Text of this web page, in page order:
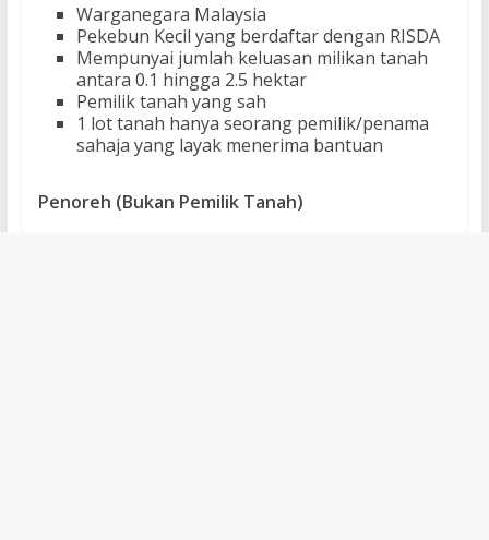
Warganegara Malaysia
Pekebun Kecil yang berdaftar dengan RISDA
Mempunyai jumlah keluasan milikan tanah
antara 0.1 hingga 2.5 hektar
Pemilik tanah yang sah
1 lot tanah hanya seorang pemilik/penama
sahaja yang layak menerima bantuan
Penoreh (Bukan Pemilik Tanah)